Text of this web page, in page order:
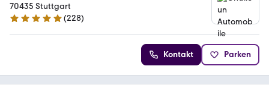
70435 Stuttgart
5 Sterne
(228)
Kontakt Parken